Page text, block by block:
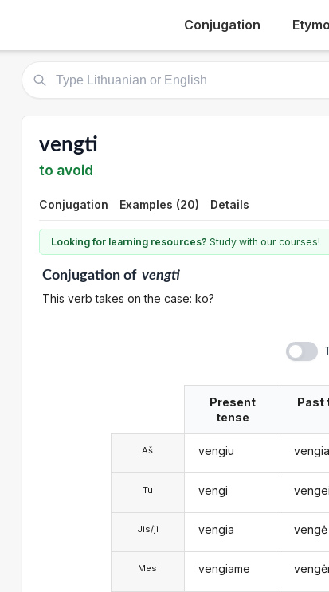
Conjugation
vengti
to avoid
Conjugation Examples (20) Details
Looking for learning resources? Study with our courses!
Conjugationof vengti
This verb takes on the case: ko?
Aš
Tu
Jis/ji
Mes
Present
tense
vengiu
vengi
vengia
vengiame
Past
vengei
vengė